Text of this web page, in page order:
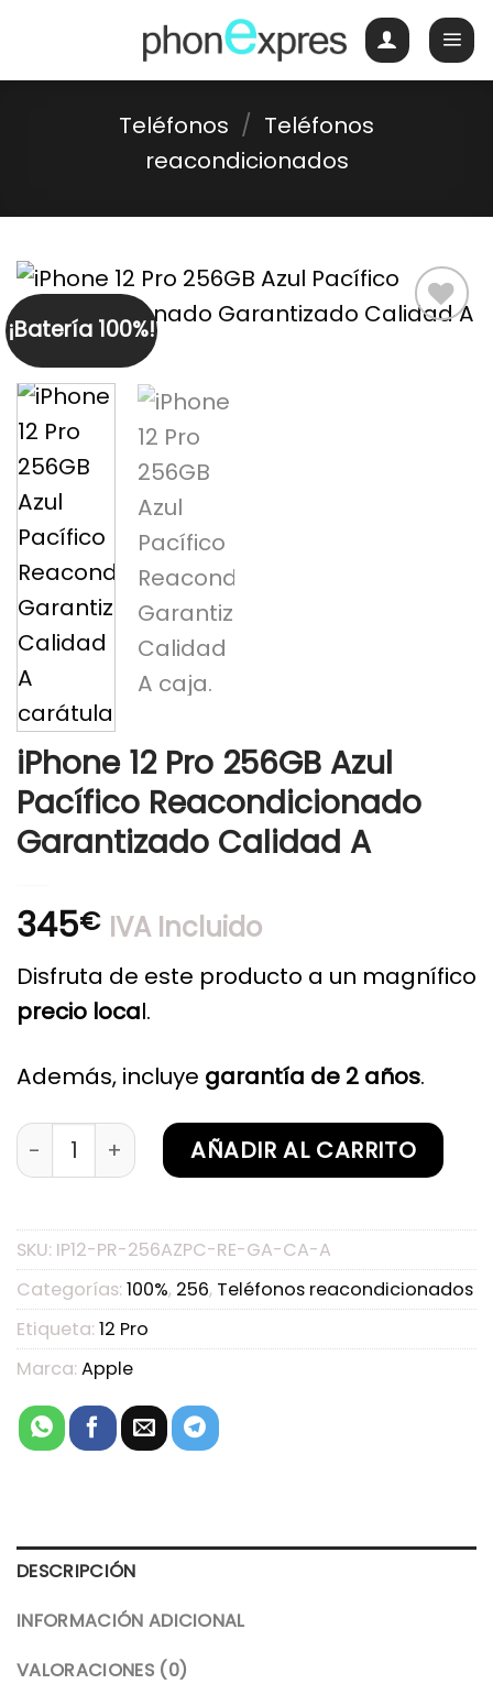
content
Teléfonos / Teléfonos
reacondicionados
¡Batería 100%!
iPhone 12 Pro 256GB Azul
Pacífico Reacondicionado
Garantizado Calidad A
345€ IVA Incluido
Disfruta de este producto a un magnífico
precio local.
Además, incluye garantía de 2 años.
iPhone 12 Pro 256GB Azul Pacífico
AÑADIR AL CARRITO
SKU: IP12-PR-256AZPC-RE-GA-CA-A
Categorías: 100%, 256, Teléfonos reacondicionados
Etiqueta: 12 Pro
Marca: Apple
DESCRIPCIÓN
INFORMACIÓN ADICIONAL
VALORACIONES (0)